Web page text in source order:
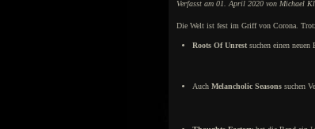
Verfasst am 01. April 2020 von Michael
Die Welt ist fest im Griff von Corona.
Roots Of Unrest suchen einen
Auch Melancholic Seasons suchen